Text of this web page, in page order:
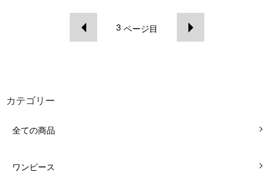
3 ページ目
カテゴリー
全ての商品
ワンピース